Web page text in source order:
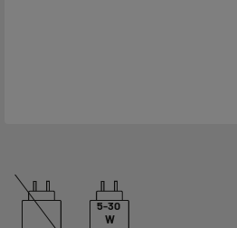
5-30
W